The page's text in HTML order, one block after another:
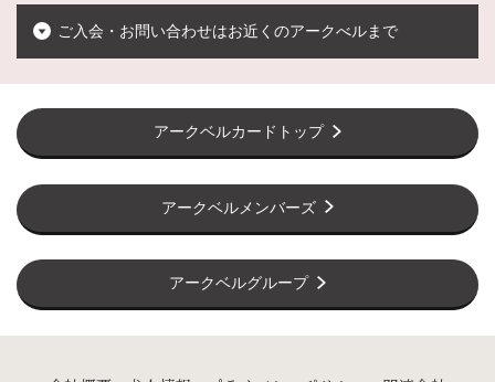
ご入会・お問い合わせはお近くのアークべルまで
アークベルカードトップ
アークベルメンバーズ
アークベルグループ